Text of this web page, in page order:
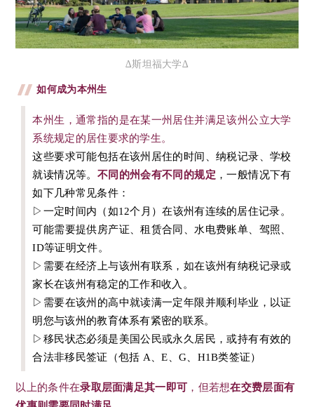
∆斯坦福大学∆
如何成为本州生
本州生，通常指的是在某一州居住并满足该州公立大学
系统规定的居住要求的学生。
这些要求可能包括在该州居住的时间、纳税记录、学校
就读情况等。 不同的州会有不同的规定 ，一般情况下有
如下几种常见条件：
▷一定时间内（如12个月）在该州有连续的居住记录。
可能需要提供房产证、租赁合同、水电费账单、驾照、
ID等证明文件。
▷需要在经济上与该州有联系，如在该州有纳税记录或
家长在该州有稳定的工作和收入。
▷需要在该州的高中就读满一定年限并顺利毕业，以证
明您与该州的教育体系有紧密的联系。
▷移民状态必须是美国公民或永久居民，或持有有效的
合法非移民签证（包括 A、E、G、H1B类签证）
以上的条件在录取层面满足其一即可 ，但若想在交费层面有